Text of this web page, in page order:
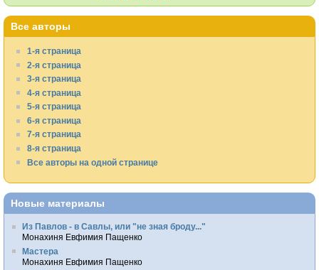
Все авторы
1-я страница
2-я страница
3-я страница
4-я страница
5-я страница
6-я страница
7-я страница
8-я страница
Все авторы на одной странице
Новые материалы
Из Павлов - в Савлы, или "не зная броду..."
Монахиня Евфимия Пащенко
Мастера
Монахиня Евфимия Пащенко